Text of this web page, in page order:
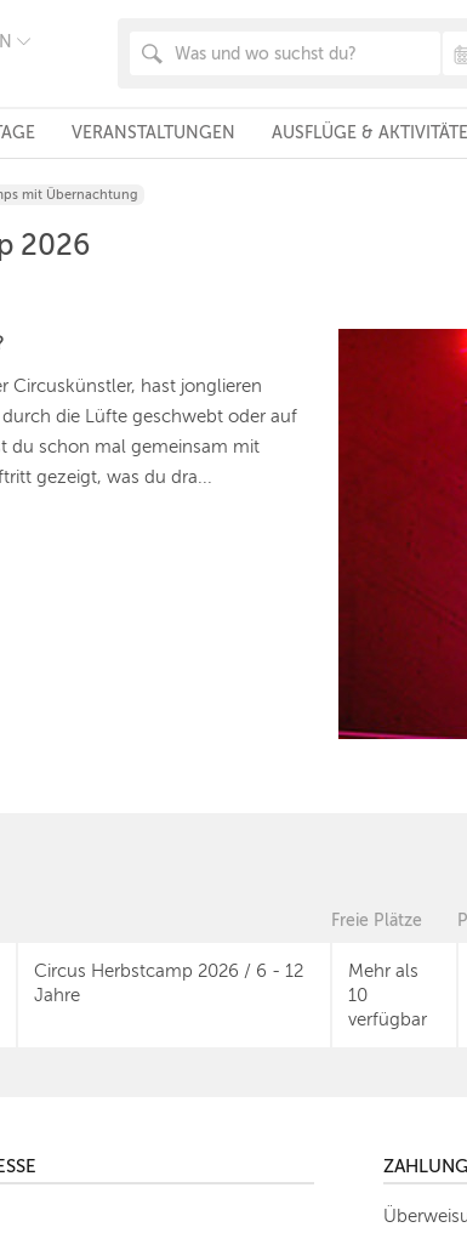
VERANSTALTUNGEN AUSFLÜGE &
mit Übernachtung
2026
Circuskünstler, hast jonglieren
die Lüfte geschwebt oder auf
du schon mal gemeinsam mit
gezeigt, was du dra...
Freie Plätze
Circus Herbstcamp 2026 / 6 - 12
Jahre
Mehr als
10
verfügbar